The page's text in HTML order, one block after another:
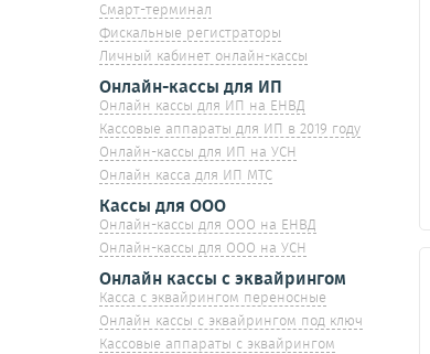
Смарт-терминал
Фискальные регистраторы
Личный кабинет онлайн-кассы
Онлайн-кассы для ИП
Онлайн кассы для ИП на ЕНВД
Кассовые аппараты для ИП в 2019 году
Онлайн-кассы для ИП на УСН
Онлайн касса для ИП МТС
Кассы для ООО
Онлайн-кассы для ООО на ЕНВД
Онлайн-кассы для ООО на УСН
Онлайн кассы с эквайрингом
Касса с эквайрингом переносные
Онлайн кассы с эквайрингом под ключ
Кассовые аппараты с эквайрингом